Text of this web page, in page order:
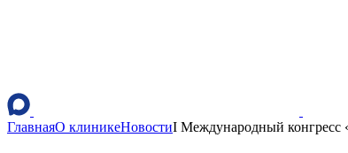
ГлавнаяО клиникеНовостиI Международный конгресс